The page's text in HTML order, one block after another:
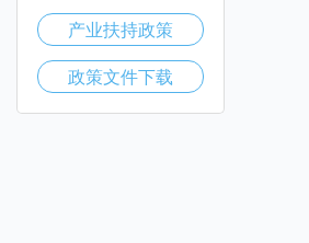
产业扶持政策
政策文件下载